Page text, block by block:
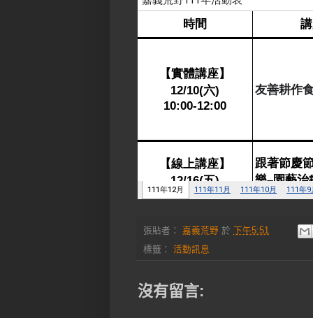
張貼者： 嘉義荒野 於
下午5:51
標籤： 活動訊息
沒有留言: